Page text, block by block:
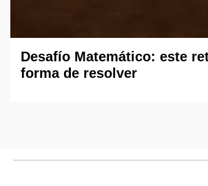
Desafío Matemático: este
forma de resolver